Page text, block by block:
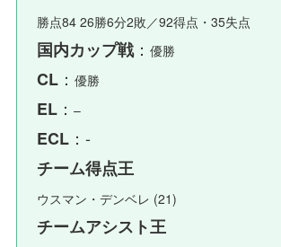
勝点84 26勝6分2敗／92得点・35失点
国内カップ戦：優勝
CL ：優勝
EL ：–
ECL ：-
チーム得点王
ウスマン・デンベレ (21)
チームアシスト王